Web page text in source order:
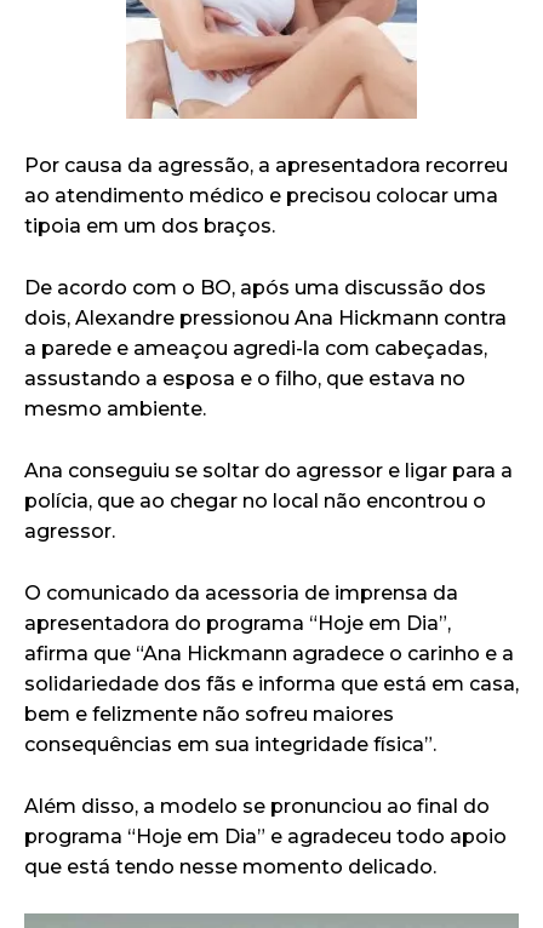
Por causa da agressão, a apresentadora recorreu
ao atendimento médico e precisou colocar uma
tipoia em um dos braços.
De acordo com o BO, após uma discussão dos
dois, Alexandre pressionou Ana Hickmann contra
a parede e ameaçou agredi-la com cabeçadas,
assustando a esposa e o filho, que estava no
mesmo ambiente.
Ana conseguiu se soltar do agressor e ligar para a
polícia, que ao chegar no local não encontrou o
agressor.
O comunicado da acessoria de imprensa da
apresentadora do programa “Hoje em Dia”,
afirma que “Ana Hickmann agradece o carinho e a
solidariedade dos fãs e informa que está em casa,
bem e felizmente não sofreu maiores
consequências em sua integridade física”.
Além disso, a modelo se pronunciou ao final do
programa “Hoje em Dia” e agradeceu todo apoio
que está tendo nesse momento delicado.